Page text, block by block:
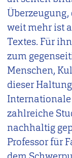
weit mehr ist
Textes. Für
zum
Menschen,
dieser
zahlreiche
nachhaltig
Professor für